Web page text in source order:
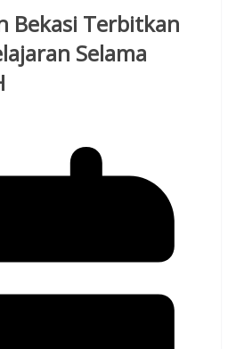
Bekasi Terbitkan
Selama